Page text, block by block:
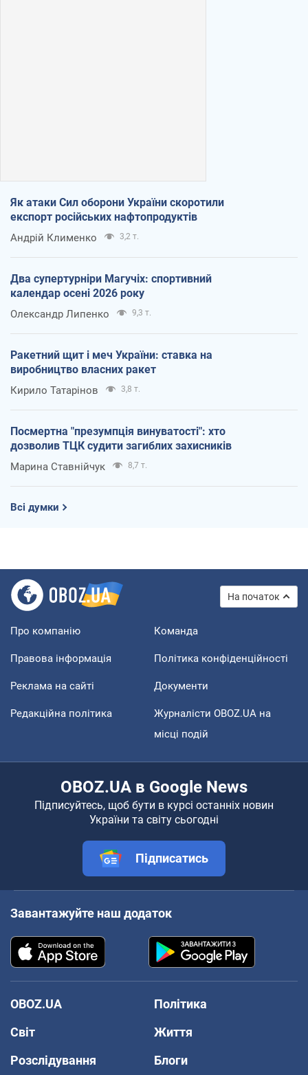
Як атаки Сил оборони України скоротили
експорт російських нафтопродуктів
Андрій Клименко 3,2 т.
Два супертурніри Магучіх: спортивний
календар осені 2026 року
Олександр Липенко 9,3 т.
Ракетний щит і меч України: ставка на
виробництво власних ракет
Кирило Татарінов 3,8 т.
Посмертна "презумпція винуватості": хто
дозволив ТЦК судити загиблих захисників
Марина Ставнійчук 8,7 т.
Всі думки
На початок
Про компанію Команда
Правова інформація Політика конфіденційності
Реклама на сайті Документи
Редакційна політика
Журналісти OBOZ.UA на
місці подій
OBOZ.UA в Google News
Підписуйтесь, щоб бути в курсі останніх новин
України та світу сьогодні
Підписатись
Завантажуйте наш додаток
OBOZ.UA
Політика
Світ
Життя
Розслідування
Блоги